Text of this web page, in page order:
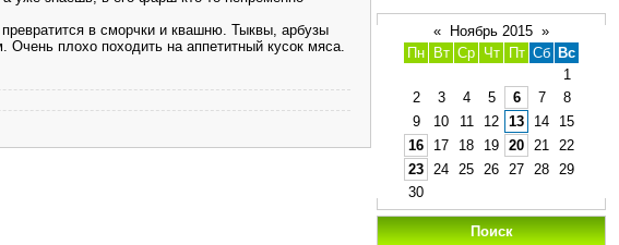
в сморчки и квашню. Тыквы, арбузы
плохо походить на аппетитный кусок мяса.
« Ноябрь 2015 »
Пн
Вт Ср Чт Пт Сб Вс
1
2
3 4 5 6 7
8
9
10 11 12 13 14
15
16
17 18 19 20 21 22
23 24 25 26 27 28 29
30
Поиск